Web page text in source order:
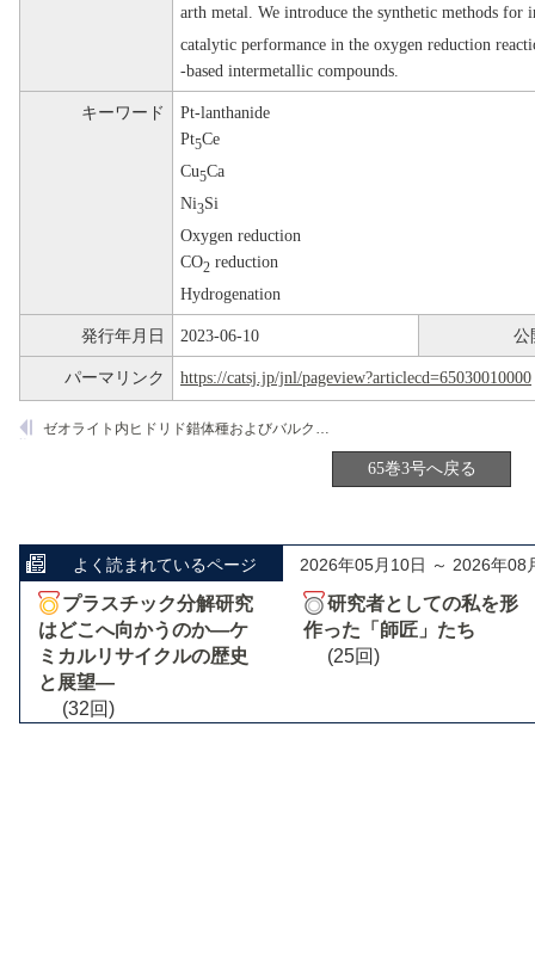
arth metal. We introduce the synthetic methods for
catalytic performance in the oxygen reduction
-based intermetallic compounds.
キーワード
Pt-lanthanide
Pt5Ce
Cu5Ca
Ni3Si
Oxygen reduction
CO2 reduction
Hydrogenation
発行年月日 2023-06-10 公
パーマリンク https://catsj.jp/jnl/pageview?articlecd=65030010000
ゼオライト内ヒドリド錯体種およびバルク金属水素化物のアルカン脱水素触媒作用
65巻3号へ戻る
よく読まれているページ 2026年05月10日 ～ 2026年08
プラスチック分解研究
はどこへ向かうのか―ケ
ミカルリサイクルの歴史
と展望―
(32回)
研究者としての私を形
作った「師匠」たち
(25回)